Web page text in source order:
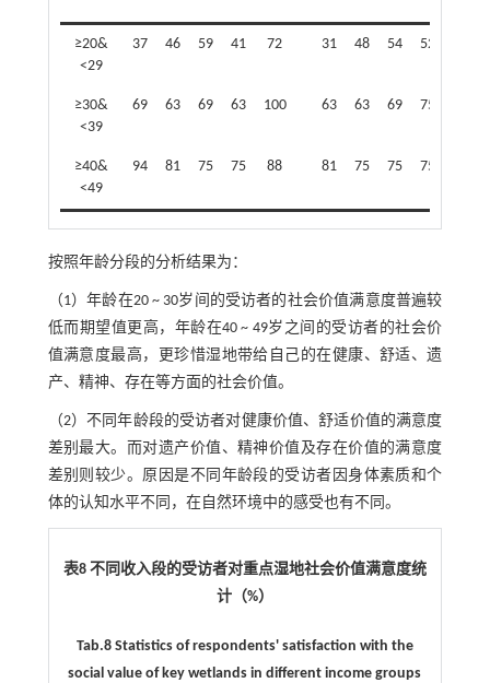
≥20&
<29
37 46 59 41 72 31 48 54 52
≥30&
<39
69 63 69 63 100 63 63 69 75
≥40&
<49
94 81 75 75 88 81 75 75 75
按照年龄分段的分析结果为：
（1）年龄在20 ~ 30岁间的受访者的社会价值满意度普遍较
低而期望值更高，年龄在40 ~ 49岁之间的受访者的社会价
值满意度最高，更珍惜湿地带给自己的在健康、舒适、遗
产、精神、存在等方面的社会价值。
（2）不同年龄段的受访者对健康价值、舒适价值的满意度
差别最大。而对遗产价值、精神价值及存在价值的满意度
差别则较少。原因是不同年龄段的受访者因身体素质和个
体的认知水平不同，在自然环境中的感受也有不同。
表8 不同收入段的受访者对重点湿地社会价值满意度统
计（%）
Tab.8 Statistics of respondents' satisfaction with the
social value of key wetlands in different income groups